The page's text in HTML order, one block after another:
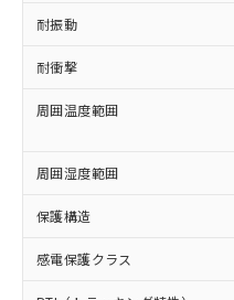
耐振動
耐衝撃
周囲温度範囲
周囲湿度範囲
保護構造
感電保護クラス
正式な納期
様のお取引
ムロン制御
オムロン制
販売
在庫状況お
示しないよ
マイパーツ機
ビス）をご利
メンバーズに
ルベンジル（BBP）
（DBP） 1000ppm以
但し、RoHS指令で産業
フタル酸エステル類の４
図的な使用がないこと
部品在庫の切り替
月が前後すること
DBP(フタル酸ジブチル)
イソブチル) : 1000ppm
「ｅ」：有害物質
準値以下であるこ
「10」：通常の使
質が外部に漏えい
及ぼさない年数を
全に破砕す
いよう必要
当社は貴社製
ル、化学兵
武器並びに
当社は、貴
場合は、上
該第三者に
販売先およ
法に輸出する
－
在庫な
いては
たはお
機器販
空
受注生
情報を